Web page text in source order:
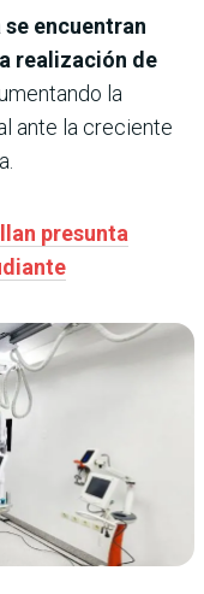
se encuentran
realización de
la
ante la creciente
presunta